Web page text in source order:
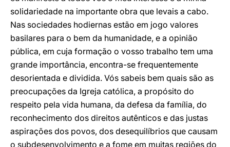
solidariedade na importante obra que levais a cabo.
Nas sociedades hodiernas estão em jogo valores
basilares para o bem da humanidade, e a opinião
pública, em cuja formação o vosso trabalho tem uma
grande importância, encontra-se frequentemente
desorientada e dividida. Vós sabeis bem quais são as
preocupações da Igreja católica, a propósito do
respeito pela vida humana, da defesa da família, do
reconhecimento dos direitos autênticos e das justas
aspirações dos povos, dos desequilíbrios que causam
o subdesenvolvimento e a fome em muitas regiões do